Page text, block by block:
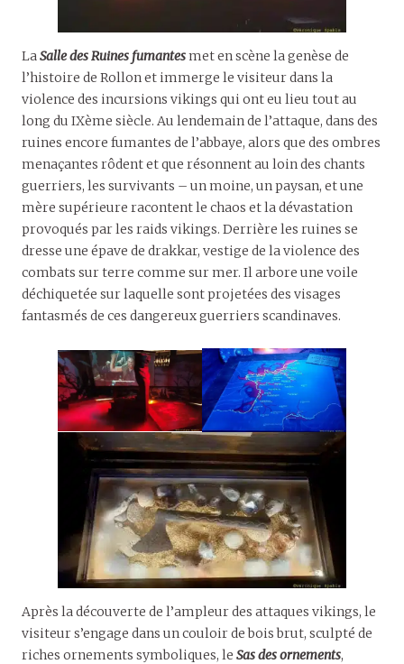
LaSalle des Ruines fumantesmet en scène la genèse de
l’histoire de Rollon et immerge le visiteur dans la
violence des incursions vikings qui ont eu lieu tout au
long du IXème siècle. Au lendemain de l’attaque, dans des
ruines encore fumantes de l’abbaye, alors que des ombres
menaçantes rôdent et que résonnent au loin des chants
guerriers, les survivants – un moine, un paysan, et une
mère supérieure racontent le chaos et la dévastation
provoqués par les raids vikings. Derrière les ruines se
dresse une épave de drakkar, vestige de la violence des
combats sur terre comme sur mer. Il arbore une voile
déchiquetée sur laquelle sont projetées des visages
fantasmés de ces dangereux guerriers scandinaves.
Après la découverte de l’ampleur des attaques vikings, le
visiteur s’engage dans un couloir de bois brut, sculpté de
riches ornements symboliques, le Sas des ornements,